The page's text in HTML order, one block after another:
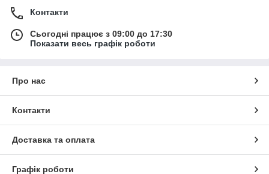
Контакти
Сьогодні працює з 09:00 до 17:30
Показати весь графік роботи
Про нас
Контакти
Доставка та оплата
Графік роботи